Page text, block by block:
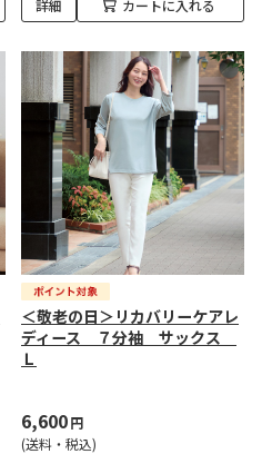
詳細 カートに入れる
＜敬老の日＞リカバリーケアレ
ディース ７分袖 サックス
Ｌ
6,600円
(送料・税込)